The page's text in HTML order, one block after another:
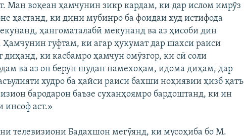
Ман воқеан ҳамчунин зикр кардам, ки дар ислом имрӯз
ҳастанд, ки дини мубинро ба фоидаи худ истифода
ҳангоматалабӣ мекунанд ва аз ҳисоби дин
Ҳамчунин гуфтам, ки агар ҳукумат дар шахси раиси
ки касбамро ҳамчун омӯзгор, ки сӣ соли
ва аз он берун шудан намехоҳам, идома диҳам, дар
худро ба ҳайси раиси бахши ноҳиявии ҳизб қатъ
бародарон баъзе суханҳоямро бардоштанд, ки ин
инсоф аст.»
телевизиони Бадахшон мегӯянд, ки мусоҳиба бо М.